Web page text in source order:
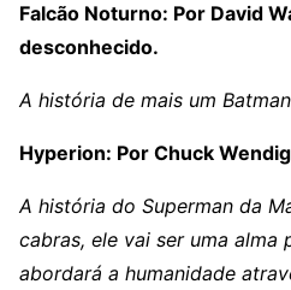
Falcão Noturno: Por David
desconhecido.
A história de mais um
Hyperion: Por Chuck
A história do Superman da
cabras, ele vai ser uma alma
abordará a humanidade